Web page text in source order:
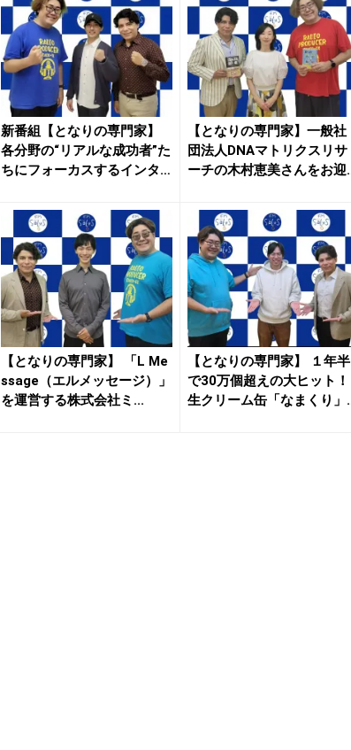
新番組【となりの専門家】
各分野の“リアルな成功者”た
ちにフォーカスするインタ
【となりの専門家】一般社
団法人DNAマトリクスリサ
ーチの木村恵美さんをお迎
【となりの専門家】 「L Me
ssage（エルメッセージ）」
を運営する株式会社ミ...
【となりの専門家】 １年半
で30万個超えの大ヒット！
生クリーム缶「なまくり」